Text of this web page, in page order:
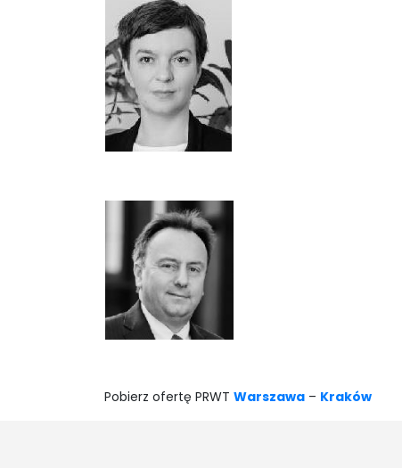
Pobierz ofertę PRWT Warszawa – Kraków